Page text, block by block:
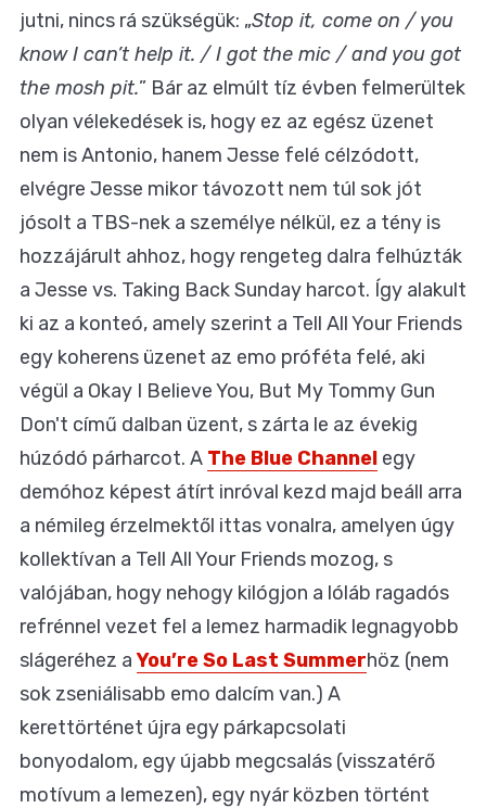
jutni, nincs rá szükségük: „Stop it, come on / you
know I can’t help it. / I got the mic / and you got
the mosh pit.” Bár az elmúlt tíz évben felmerültek
olyan vélekedések is, hogy ez az egész üzenet
nem is Antonio, hanem Jesse felé célzódott,
elvégre Jesse mikor távozott nem túl sok jót
jósolt a TBS-nek a személye nélkül, ez a tény is
hozzájárult ahhoz, hogy rengeteg dalra felhúzták
a Jesse vs. Taking Back Sunday harcot. Így alakult
ki az a konteó, amely szerint a Tell All Your Friends
egy koherens üzenet az emo próféta felé, aki
végül a Okay I Believe You, But My Tommy Gun
Don't című dalban üzent, s zárta le az évekig
húzódó párharcot. A The Blue Channel egy
demóhoz képest átírt inróval kezd majd beáll arra
a némileg érzelmektől ittas vonalra, amelyen úgy
kollektívan a Tell All Your Friends mozog, s
valójában, hogy nehogy kilógjon a lóláb ragadós
refrénnel vezet fel a lemez harmadik legnagyobb
slágeréhez aYou’re So Last Summerhöz (nem
sok zseniálisabb emo dalcím van.) A
kerettörténet újra egy párkapcsolati
bonyodalom, egy újabb megcsalás (visszatérő
motívum a lemezen), egy nyár közben történt